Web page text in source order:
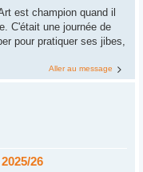
est champion quand il
C'était une journée de
pour pratiquer ses jibes,
Aller au message
26